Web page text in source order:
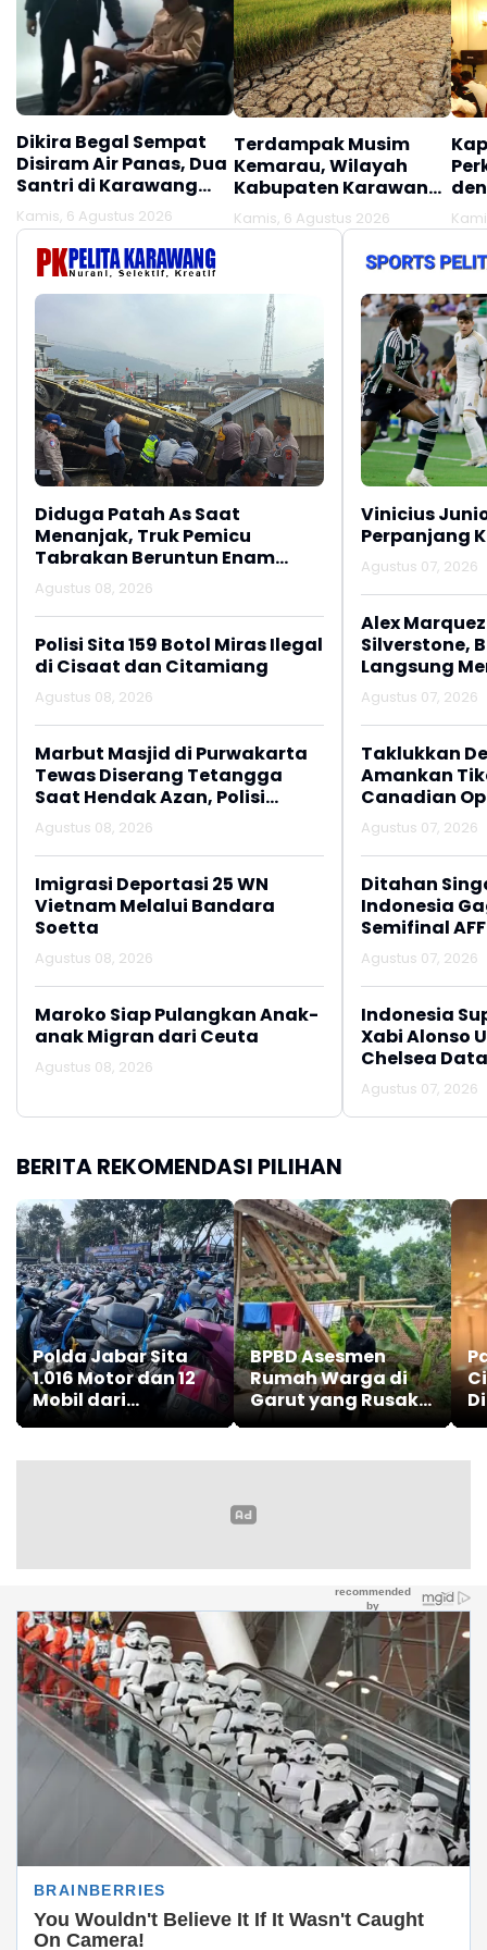
Dikira Begal Sempat
Disiram Air Panas, Dua
Santri di Karawang
Terluka Akibat Aksi
Oknum Linmas
Kamis, 6 Agustus 2026
Terdampak Musim
Kemarau, Wilayah
Kabupaten Karawang
Kekeringan Makin
Meluas
Kamis, 6 Agustus 2026
Diduga Patah As Saat
Menanjak, Truk Pemicu
Tabrakan Beruntun Enam
Kendaraan di Ciwidey
Diselidiki Polisi
Agustus 08, 2026
Polisi Sita 159 Botol Miras Ilegal
di Cisaat dan Citamiang
Agustus 08, 2026
Marbut Masjid di Purwakarta
Tewas Diserang Tetangga
Saat Hendak Azan, Polisi
Amankan Barang Bukti Sajam
Agustus 08, 2026
Imigrasi Deportasi 25 WN
Vietnam Melalui Bandara
Soetta
Agustus 08, 2026
Maroko Siap Pulangkan Anak-
anak Migran dari Ceuta
Agustus 08, 2026
Vinicius
Perpanjang
Agustus 07, 2026
Alex
Silverstone,
Langsung
Agustus 07, 2026
Taklukkan
Amankan
Canadian
Agustus 07, 2026
Ditahan
Indonesia
Semifinal
Agustus 07, 2026
Indonesia
Xabi Alonso
Chelsea
Agustus 07, 2026
BERITA REKOMENDASI PILIHAN
Polda Jabar Sita
1.016 Motor dan 12
Mobil dari
Pengungkapan
BPBD Asesmen
Rumah Warga di
Garut yang Rusak
Akibat Gempa